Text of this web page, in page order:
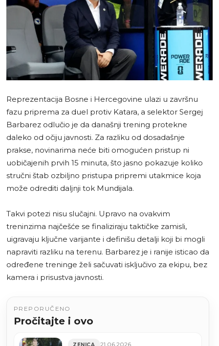
Reprezentacija Bosne i Hercegovine ulazi u završnu
fazu priprema za duel protiv Katara, a selektor Sergej
Barbarez odlučio je da današnji trening protekne
daleko od očiju javnosti. Za razliku od dosadašnje
prakse, novinarima neće biti omogućen pristup ni
uobičajenih prvih 15 minuta, što jasno pokazuje koliko
stručni štab ozbiljno pristupa pripremi utakmice koja
može odrediti daljnji tok Mundijala.
Takvi potezi nisu slučajni. Upravo na ovakvim
treninzima najčešće se finaliziraju taktičke zamisli,
uigravaju ključne varijante i definišu detalji koji bi mogli
napraviti razliku na terenu. Barbarez je i ranije isticao da
određene treninge želi sačuvati isključivo za ekipu, bez
kamera i prisustva javnosti.
PREPORUČENO
Pročitajte i ovo
ZENICA 21.06.2026